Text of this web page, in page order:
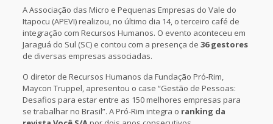
A Associação das Micro e Pequenas Empresas do Vale do
Itapocu (APEVI) realizou, no último dia 14, o terceiro café de
integração com Recursos Humanos. O evento aconteceu em
Jaraguá do Sul (SC) e contou com a presença de 36 gestores
de diversas empresas associadas.
O diretor de Recursos Humanos da Fundação Pró-Rim,
Maycon Truppel, apresentou o case “Gestão de Pessoas:
Desafios para estar entre as 150 melhores empresas para
se trabalhar no Brasil”. A Pró-Rim integra o ranking da